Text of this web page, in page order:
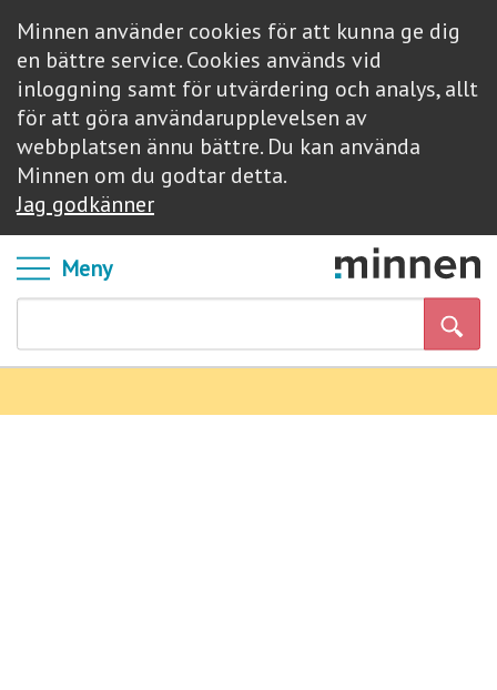
Minnen använder cookies för att kunna ge dig
en bättre service. Cookies används vid
inloggning samt för utvärdering och analys, allt
för att göra användarupplevelsen av
webbplatsen ännu bättre. Du kan använda
Minnen om du godtar detta.
Jag godkänner
Meny